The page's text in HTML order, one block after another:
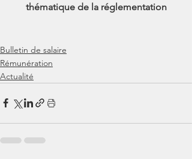
thématique de la réglementation
Bulletin de salaire
Rémunération
Actualité